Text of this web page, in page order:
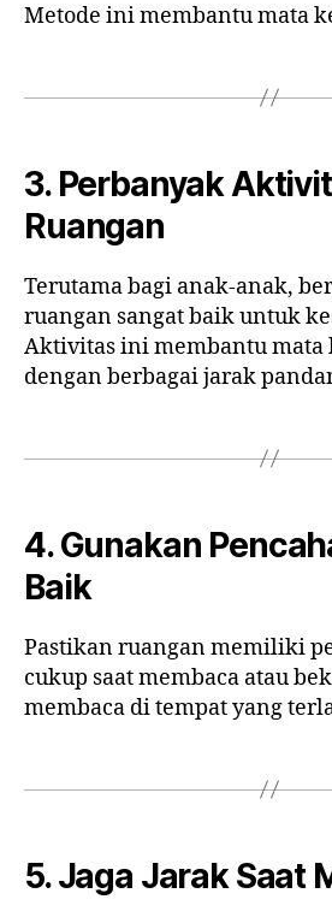
Metode ini membantu mata
3. Perbanyak
Ruangan
Terutama bagi anak-anak,
ruangan sangat baik untuk
Aktivitas ini membantu mata
dengan berbagai jarak
4. Gunakan
Baik
Pastikan ruangan memiliki
cukup saat membaca atau
membaca di tempat yang
5. Jaga Jarak Saat